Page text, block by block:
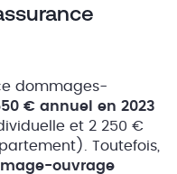
dommages-
€ annuel en 2023
et 2 250 €
Toutefois,
ouvrage